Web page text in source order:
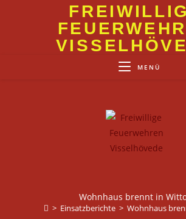
MENÜ
Wohnhaus brennt in
> Einsatzberichte > Wohnhaus